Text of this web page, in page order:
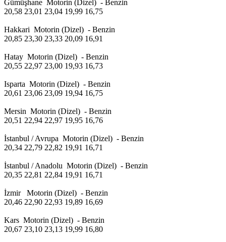
Gümüşhane Motorin (Dizel) - Benzin
20,58 23,01 23,04 19,99 16,75
Hakkari Motorin (Dizel) - Benzin
20,85 23,30 23,33 20,09 16,91
Hatay Motorin (Dizel) - Benzin
20,55 22,97 23,00 19,93 16,73
Isparta Motorin (Dizel) - Benzin
20,61 23,06 23,09 19,94 16,75
Mersin Motorin (Dizel) - Benzin
20,51 22,94 22,97 19,95 16,76
İstanbul / Avrupa Motorin (Dizel) - Benzin
20,34 22,79 22,82 19,91 16,71
İstanbul / Anadolu Motorin (Dizel) - Benzin
20,35 22,81 22,84 19,91 16,71
İzmir Motorin (Dizel) - Benzin
20,46 22,90 22,93 19,89 16,69
Kars Motorin (Dizel) - Benzin
20,67 23,10 23,13 19,99 16,80